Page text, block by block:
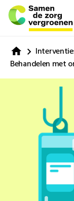
Behandelen met